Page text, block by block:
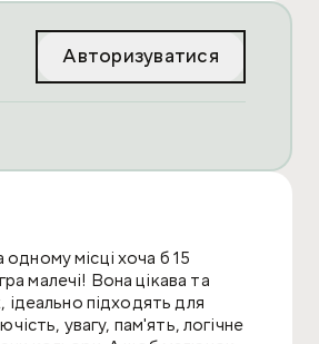
Авторизуватися
місці хоча б 15
малечі! Вона цікава та
ідеально підходять для
увагу, пам'ять, логічне